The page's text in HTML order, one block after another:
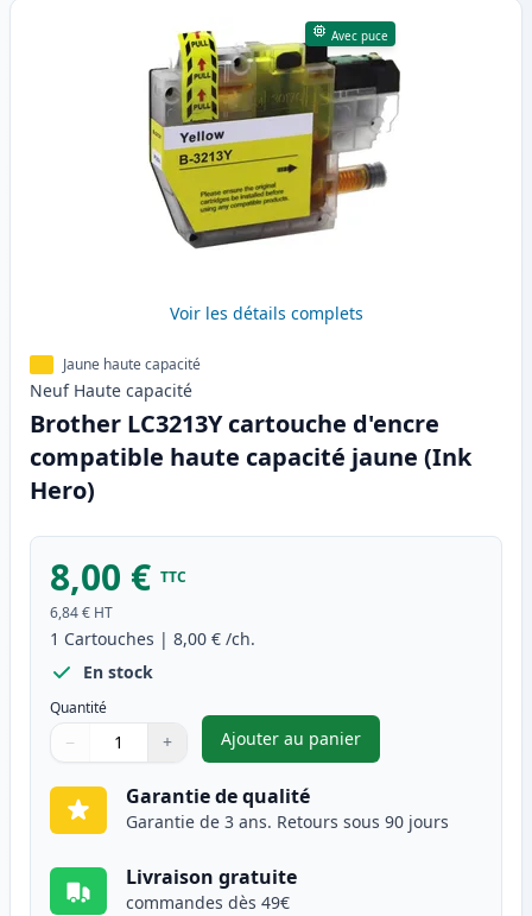
Avec puce
Voir les détails complets
Jaune haute capacité
Neuf Haute capacité
Brother LC3213Y cartouche d'encre
compatible haute capacité jaune (Ink
Hero)
8,00 € TTC
6,84 € HT
1 Cartouches | 8,00 € /ch.
En stock
Quantité
Quantité
Utilisez les boutons pour ajuster
− +
Quantité
Ajouter au panier
,Brother LC3213Y cartouche
Garantie de qualité
Garantie de 3 ans. Retours sous 90 jours
Livraison gratuite
commandes dès 49€